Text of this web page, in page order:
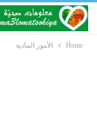
Home الأمور المادية